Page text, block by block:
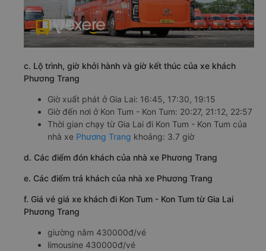
c. Lộ trình, giờ khởi hành và giờ kết thúc của xe khách
Phương Trang
Giờ xuất phát ở Gia Lai: 16:45, 17:30, 19:15
Giờ đến nơi ở Kon Tum - Kon Tum: 20:27, 21:12, 22:57
Thời gian chạy từ Gia Lai đi Kon Tum - Kon Tum của
nhà xe Phương Trang khoảng: 3.7 giờ
d. Các điểm đón khách của nhà xe Phương Trang
e. Các điểm trả khách của nhà xe Phương Trang
f. Giá vé giá xe khách đi Kon Tum - Kon Tum từ Gia Lai
Phương Trang
giường nằm 430000đ/vé
limousine 430000đ/vé